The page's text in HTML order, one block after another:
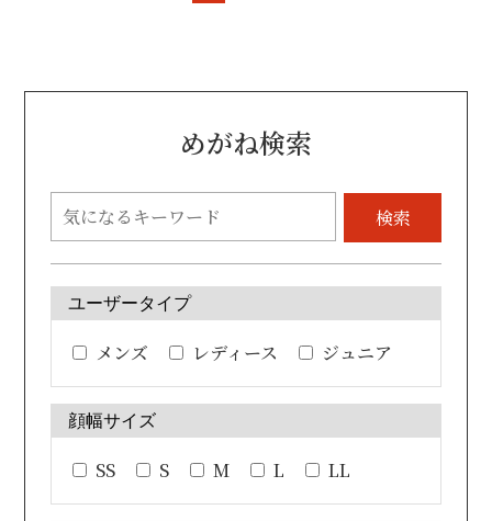
めがね検索
ユーザータイプ
メンズ レディース ジュニア
顔幅サイズ
SS S M L LL